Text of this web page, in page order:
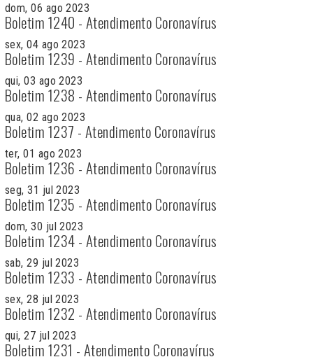
dom, 06 ago 2023
Boletim 1240 - Atendimento Coronavírus
sex, 04 ago 2023
Boletim 1239 - Atendimento Coronavírus
qui, 03 ago 2023
Boletim 1238 - Atendimento Coronavírus
qua, 02 ago 2023
Boletim 1237 - Atendimento Coronavírus
ter, 01 ago 2023
Boletim 1236 - Atendimento Coronavírus
seg, 31 jul 2023
Boletim 1235 - Atendimento Coronavírus
dom, 30 jul 2023
Boletim 1234 - Atendimento Coronavírus
sab, 29 jul 2023
Boletim 1233 - Atendimento Coronavírus
sex, 28 jul 2023
Boletim 1232 - Atendimento Coronavírus
qui, 27 jul 2023
Boletim 1231 - Atendimento Coronavírus